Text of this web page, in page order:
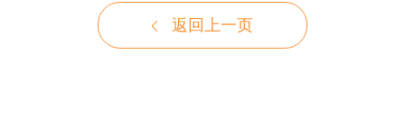
返回上一页